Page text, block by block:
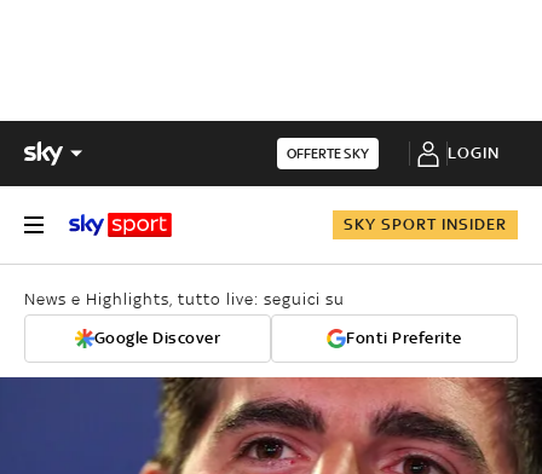
OFFERTE SKY LOGIN
SKY SPORT INSIDER
News e Highlights, tutto live: seguici su
Google Discover Fonti Preferite